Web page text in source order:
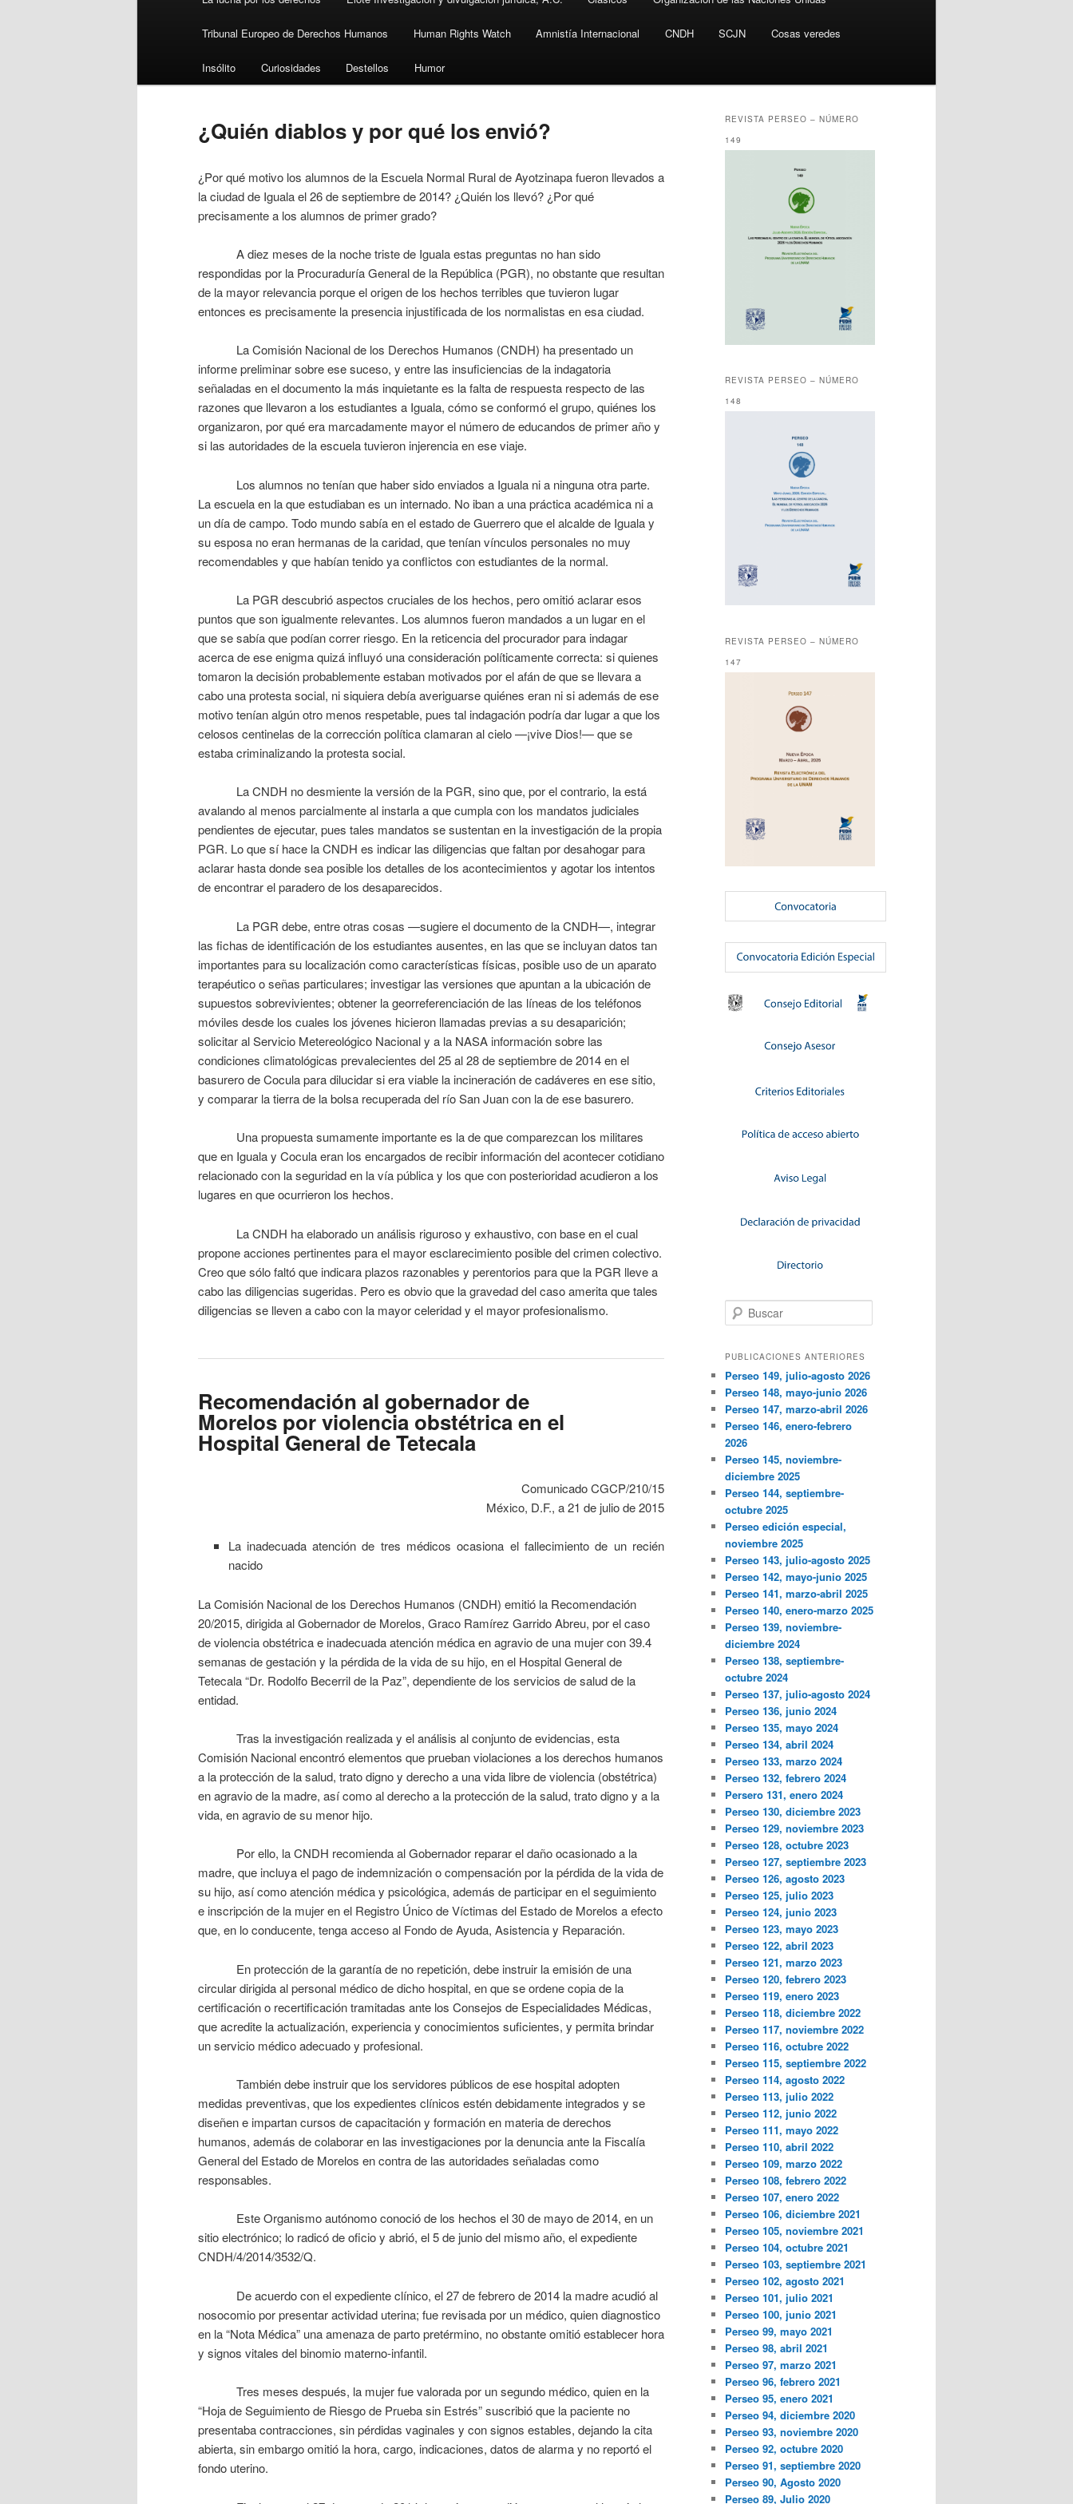
Tribunal Europeo de Derechos Humanos Human Rights Watch Amnistía Internacional CNDH SCJN Cosas veredes
Insólito Curiosidades Destellos Humor
¿Quién diablos y por qué los envió?
¿Por qué motivo los alumnos de la Escuela Normal Rural de Ayotzinapa fueron llevados a
la ciudad de Iguala el 26 de septiembre de 2014? ¿Quién los llevó? ¿Por qué
precisamente a los alumnos de primer grado?
A diez meses de la noche triste de Iguala estas preguntas no han sido
respondidas por la Procuraduría General de la República (PGR), no obstante que resultan
de la mayor relevancia porque el origen de los hechos terribles que tuvieron lugar
entonces es precisamente la presencia injustificada de los normalistas en esa ciudad.
La Comisión Nacional de los Derechos Humanos (CNDH) ha presentado un
informe preliminar sobre ese suceso, y entre las insuficiencias de la indagatoria
señaladas en el documento la más inquietante es la falta de respuesta respecto de las
razones que llevaron a los estudiantes a Iguala, cómo se conformó el grupo, quiénes los
organizaron, por qué era marcadamente mayor el número de educandos de primer año y
si las autoridades de la escuela tuvieron injerencia en ese viaje.
Los alumnos no tenían que haber sido enviados a Iguala ni a ninguna otra parte.
La escuela en la que estudiaban es un internado. No iban a una práctica académica ni a
un día de campo. Todo mundo sabía en el estado de Guerrero que el alcalde de Iguala y
su esposa no eran hermanas de la caridad, que tenían vínculos personales no muy
recomendables y que habían tenido ya conflictos con estudiantes de la normal.
La PGR descubrió aspectos cruciales de los hechos, pero omitió aclarar esos
puntos que son igualmente relevantes. Los alumnos fueron mandados a un lugar en el
que se sabía que podían correr riesgo. En la reticencia del procurador para indagar
acerca de ese enigma quizá influyó una consideración políticamente correcta: si quienes
tomaron la decisión probablemente estaban motivados por el afán de que se llevara a
cabo una protesta social, ni siquiera debía averiguarse quiénes eran ni si además de ese
motivo tenían algún otro menos respetable, pues tal indagación podría dar lugar a que los
celosos centinelas de la corrección política clamaran al cielo —¡vive Dios!— que se
estaba criminalizando la protesta social.
La CNDH no desmiente la versión de la PGR, sino que, por el contrario, la está
avalando al menos parcialmente al instarla a que cumpla con los mandatos judiciales
pendientes de ejecutar, pues tales mandatos se sustentan en la investigación de la propia
PGR. Lo que sí hace la CNDH es indicar las diligencias que faltan por desahogar para
aclarar hasta donde sea posible los detalles de los acontecimientos y agotar los intentos
de encontrar el paradero de los desaparecidos.
La PGR debe, entre otras cosas —sugiere el documento de la CNDH—, integrar
las fichas de identificación de los estudiantes ausentes, en las que se incluyan datos tan
importantes para su localización como características físicas, posible uso de un aparato
terapéutico o señas particulares; investigar las versiones que apuntan a la ubicación de
supuestos sobrevivientes; obtener la georreferenciación de las líneas de los teléfonos
móviles desde los cuales los jóvenes hicieron llamadas previas a su desaparición;
solicitar al Servicio Metereológico Nacional y a la NASA información sobre las
condiciones climatológicas prevalecientes del 25 al 28 de septiembre de 2014 en el
basurero de Cocula para dilucidar si era viable la incineración de cadáveres en ese sitio,
y comparar la tierra de la bolsa recuperada del río San Juan con la de ese basurero.
Una propuesta sumamente importante es la de que comparezcan los militares
que en Iguala y Cocula eran los encargados de recibir información del acontecer cotidiano
relacionado con la seguridad en la vía pública y los que con posterioridad acudieron a los
lugares en que ocurrieron los hechos.
La CNDH ha elaborado un análisis riguroso y exhaustivo, con base en el cual
propone acciones pertinentes para el mayor esclarecimiento posible del crimen colectivo.
Creo que sólo faltó que indicara plazos razonables y perentorios para que la PGR lleve a
cabo las diligencias sugeridas. Pero es obvio que la gravedad del caso amerita que tales
diligencias se lleven a cabo con la mayor celeridad y el mayor profesionalismo.
Recomendación al gobernador de
Morelos por violencia obstétrica en el
Hospital General de Tetecala
Comunicado CGCP/210/15
México, D.F., a 21 de julio de 2015
La inadecuada atención de tres médicos ocasiona el fallecimiento de un recién
nacido
La Comisión Nacional de los Derechos Humanos (CNDH) emitió la Recomendación
20/2015, dirigida al Gobernador de Morelos, Graco Ramírez Garrido Abreu, por el caso
de violencia obstétrica e inadecuada atención médica en agravio de una mujer con 39.4
semanas de gestación y la pérdida de la vida de su hijo, en el Hospital General de
Tetecala “Dr. Rodolfo Becerril de la Paz”, dependiente de los servicios de salud de la
entidad.
Tras la investigación realizada y el análisis al conjunto de evidencias, esta
Comisión Nacional encontró elementos que prueban violaciones a los derechos humanos
a la protección de la salud, trato digno y derecho a una vida libre de violencia (obstétrica)
en agravio de la madre, así como al derecho a la protección de la salud, trato digno y a la
vida, en agravio de su menor hijo.
Por ello, la CNDH recomienda al Gobernador reparar el daño ocasionado a la
madre, que incluya el pago de indemnización o compensación por la pérdida de la vida de
su hijo, así como atención médica y psicológica, además de participar en el seguimiento
e inscripción de la mujer en el Registro Único de Víctimas del Estado de Morelos a efecto
que, en lo conducente, tenga acceso al Fondo de Ayuda, Asistencia y Reparación.
En protección de la garantía de no repetición, debe instruir la emisión de una
circular dirigida al personal médico de dicho hospital, en que se ordene copia de la
certificación o recertificación tramitadas ante los Consejos de Especialidades Médicas,
que acredite la actualización, experiencia y conocimientos suficientes, y permita brindar
un servicio médico adecuado y profesional.
También debe instruir que los servidores públicos de ese hospital adopten
medidas preventivas, que los expedientes clínicos estén debidamente integrados y se
diseñen e impartan cursos de capacitación y formación en materia de derechos
humanos, además de colaborar en las investigaciones por la denuncia ante la Fiscalía
General del Estado de Morelos en contra de las autoridades señaladas como
responsables.
Este Organismo autónomo conoció de los hechos el 30 de mayo de 2014, en un
sitio electrónico; lo radicó de oficio y abrió, el 5 de junio del mismo año, el expediente
CNDH/4/2014/3532/Q.
De acuerdo con el expediente clínico, el 27 de febrero de 2014 la madre acudió al
nosocomio por presentar actividad uterina; fue revisada por un médico, quien diagnostico
en la “Nota Médica” una amenaza de parto pretérmino, no obstante omitió establecer hora
y signos vitales del binomio materno-infantil.
Tres meses después, la mujer fue valorada por un segundo médico, quien en la
“Hoja de Seguimiento de Riesgo de Prueba sin Estrés” suscribió que la paciente no
presentaba contracciones, sin pérdidas vaginales y con signos estables, dejando la cita
abierta, sin embargo omitió la hora, cargo, indicaciones, datos de alarma y no reportó el
fondo uterino.
REVISTA PERSEO – NÚMERO
149
REVISTA PERSEO – NÚMERO
148
REVISTA PERSEO – NÚMERO
147
Buscar
PUBLICACIONES ANTERIORES
Perseo 149, julio-agosto 2026
Perseo 148, mayo-junio 2026
Perseo 147, marzo-abril 2026
Perseo 146, enero-febrero
2026
Perseo 145, noviembre-
diciembre 2025
Perseo 144, septiembre-
octubre 2025
Perseo edición especial,
noviembre 2025
Perseo 143, julio-agosto 2025
Perseo 142, mayo-junio 2025
Perseo 141, marzo-abril 2025
Perseo 140, enero-marzo 2025
Perseo 139, noviembre-
diciembre 2024
Perseo 138, septiembre-
octubre 2024
Perseo 137, julio-agosto 2024
Perseo 136, junio 2024
Perseo 135, mayo 2024
Perseo 134, abril 2024
Perseo 133, marzo 2024
Perseo 132, febrero 2024
Persero 131, enero 2024
Perseo 130, diciembre 2023
Perseo 129, noviembre 2023
Perseo 128, octubre 2023
Perseo 127, septiembre 2023
Perseo 126, agosto 2023
Perseo 125, julio 2023
Perseo 124, junio 2023
Perseo 123, mayo 2023
Perseo 122, abril 2023
Perseo 121, marzo 2023
Perseo 120, febrero 2023
Perseo 119, enero 2023
Perseo 118, diciembre 2022
Perseo 117, noviembre 2022
Perseo 116, octubre 2022
Perseo 115, septiembre 2022
Perseo 114, agosto 2022
Perseo 113, julio 2022
Perseo 112, junio 2022
Perseo 111, mayo 2022
Perseo 110, abril 2022
Perseo 109, marzo 2022
Perseo 108, febrero 2022
Perseo 107, enero 2022
Perseo 106, diciembre 2021
Perseo 105, noviembre 2021
Perseo 104, octubre 2021
Perseo 103, septiembre 2021
Perseo 102, agosto 2021
Perseo 101, julio 2021
Perseo 100, junio 2021
Perseo 99, mayo 2021
Perseo 98, abril 2021
Perseo 97, marzo 2021
Perseo 96, febrero 2021
Perseo 95, enero 2021
Perseo 94, diciembre 2020
Perseo 93, noviembre 2020
Perseo 92, octubre 2020
Perseo 91, septiembre 2020
Perseo 90, Agosto 2020
Perseo 89, Julio 2020